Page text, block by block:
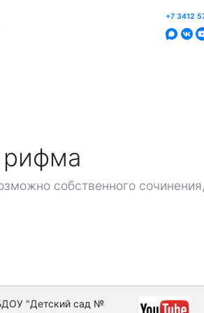
Онлайн голосования
+7 3412
рифма
собственного сочинения,
"Детский сад №